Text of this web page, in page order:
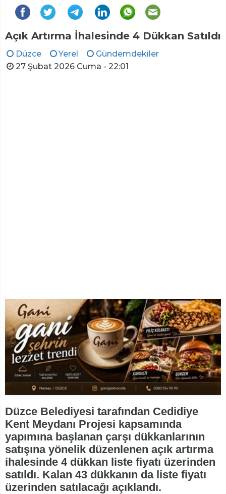
Açık Artırma İhalesinde 4 Dükkan Satıldı
Düzce Yerel
Gündemdekiler
27 Şubat 2026 Cuma - 22:01
Düzce Belediyesi tarafından Cedidiye
Kent Meydanı Projesi kapsamında
yapımına başlanan çarşı dükkanlarının
satışına yönelik düzenlenen açık artırma
ihalesinde 4 dükkan liste fiyatı üzerinden
satıldı. Kalan 43 dükkanın da liste fiyatı
üzerinden satılacağı açıklandı.